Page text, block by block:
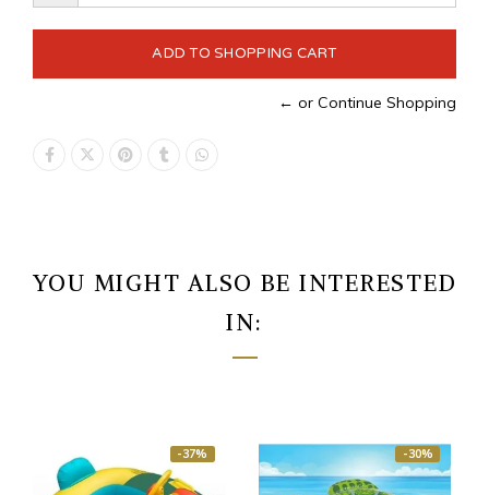
← or Continue Shopping
YOU MIGHT ALSO BE INTERESTED
IN:
-37% -30%